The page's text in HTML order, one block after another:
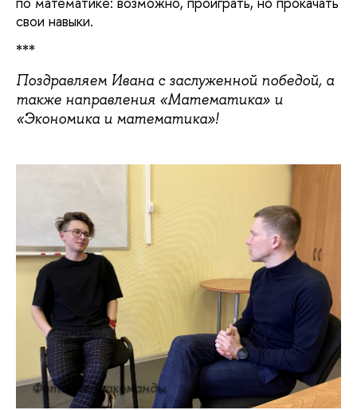
свои навыки.
***
Поздравляем Ивана с заслуженной победой, а
также направления «Математика» и
«Экономика и математика»!
Фото Медиакоманды